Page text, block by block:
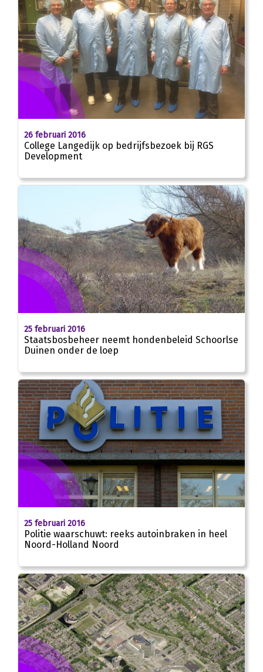
26 februari 2016
College Langedijk op bedrijfsbezoek bij RGS
Development
25 februari 2016
Staatsbosbeheer neemt hondenbeleid Schoorlse
Duinen onder de loep
25 februari 2016
Politie waarschuwt: reeks autoinbraken in heel
Noord-Holland Noord